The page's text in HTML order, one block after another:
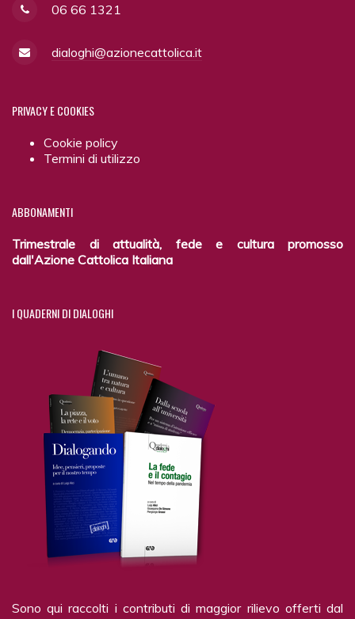
06 66 1321
dialoghi@azionecattolica.it
PRIVACYE COOKIES
Cookie policy
Termini di utilizzo
ABBONAMENTI
Trimestrale di attualità, fede e cultura promosso
dall'Azione Cattolica Italiana
IQUADERNI DI DIALOGHI
Sono qui raccolti i contributi di maggior rilievo offerti dal